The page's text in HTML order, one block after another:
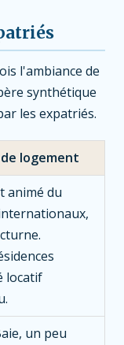
l'ambiance de
synthétique
les expatriés.
logement
animé du
locatif
un peu